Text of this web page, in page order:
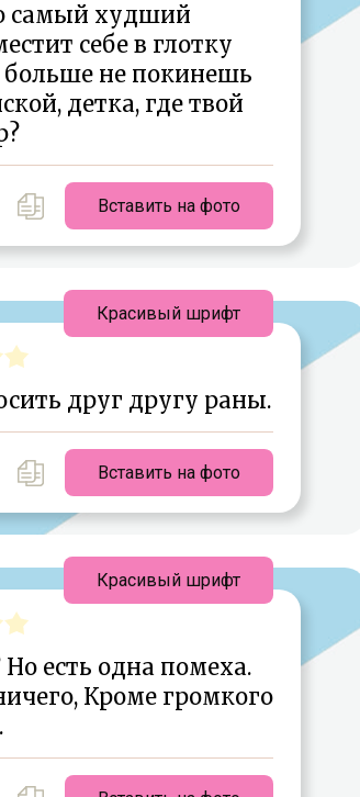
самый худший
себе в глотку
больше не покинешь
детка, где твой
Вставить на фото
друг другу раны.
Вставить на фото
Красивый шрифт
есть одна помеха.
Кроме громкого
Красивый шрифт